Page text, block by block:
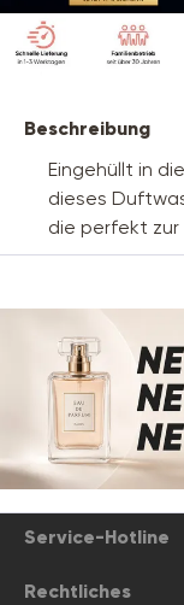
Beschreibung
Eingehüllt in
dieses
die perfekt zur
Service-Hotline
Rechtliches